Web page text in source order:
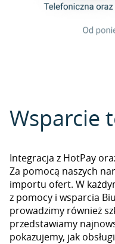
Wsparcie
Integracja z HotPay
Za pomocą naszych
importu ofert. W
z pomocy i wsparcia
prowadzimy również
przedstawiamy
pokazujemy, jak